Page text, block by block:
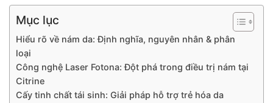
Mục lục
Hiểu rõ về nám da: Định nghĩa, nguyên nhân & phân
loại
Công nghệ Laser Fotona: Đột phá trong điều trị nám tại
Citrine
Cấy tinh chất tái sinh: Giải pháp hỗ trợ trẻ hóa da